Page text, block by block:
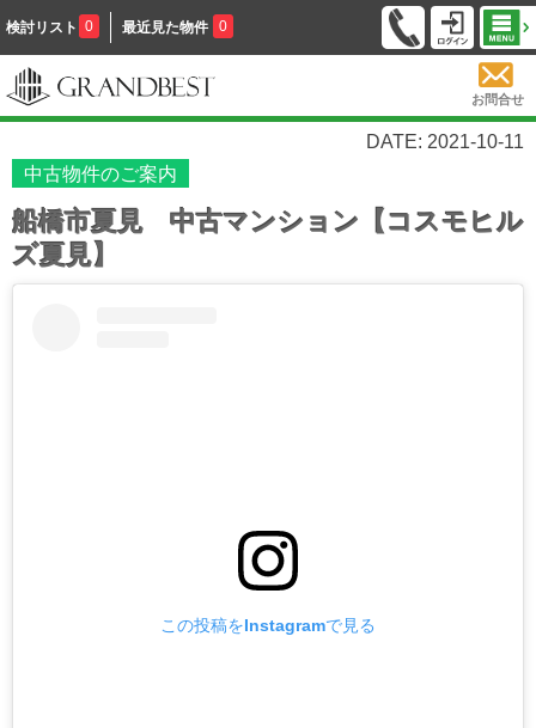
検討リスト 0 最近見た物件 0
お問合せ
DATE: 2021-10-11
中古物件のご案内
船橋市夏見 中古マンション【コスモヒル
ズ夏見】
この投稿をInstagramで見る